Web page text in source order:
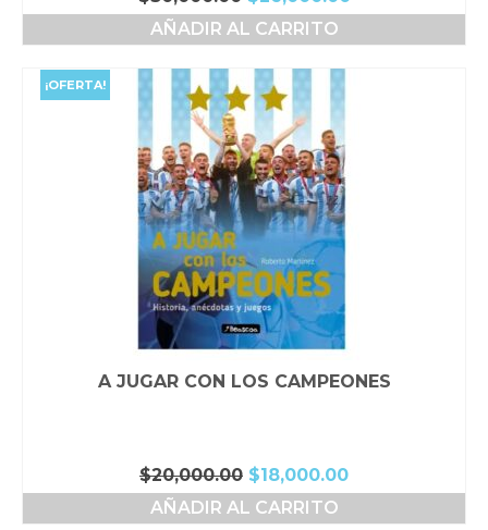
precio
original
$30,000.00.
precio
AÑADIR AL CARRITO
¡OFERTA!
A JUGAR CON LOS CAMPEONES
$20,000.00 El
precio
original
$18,000.00El
precio
AÑADIR AL CARRITO